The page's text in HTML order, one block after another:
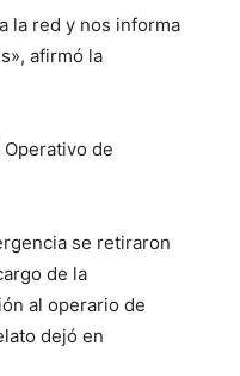
la red y nos informa
afirmó la
de
se retiraron
de la
al operario de
dejó en